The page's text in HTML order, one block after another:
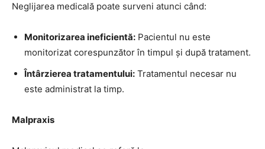
Neglijarea medicală poate surveni atunci când:
Monitorizarea ineficientă: Pacientul nu este
monitorizat corespunzător în timpul și după tratament.
Întârzierea tratamentului: Tratamentul necesar nu
este administrat la timp.
Malpraxis